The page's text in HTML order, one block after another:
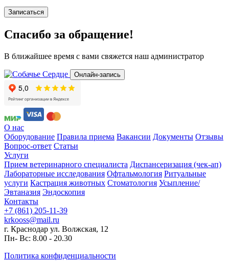
Записаться
Спасибо за обращение!
В ближайшее время с вами свяжется наш администратор
Онлайн-запись
О нас
Оборудование Правила приема Вакансии Документы Отзывы
Вопрос-ответ Статьи
Услуги
Прием ветеринарного специалиста Диспансеризация (чек-ап)
Лабораторные исследования Офтальмология Ритуальные
услуги Кастрация животных Стоматология Усыпление/
Эвтаназия Эндоскопия
Контакты
+7 (861) 205-11-39
krkooss@mail.ru
г. Краснодар ул. Волжская, 12
Пн- Вс: 8.00 - 20.30
Политика конфиденциальности